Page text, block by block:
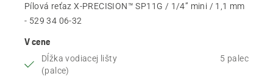
Pílová reťaz X-PRECISION™ SP11G / 1/4” mini / 1,1 mm
- 529 34 06‑32
V cene
Dĺžka vodiacej lišty
(palce)
5 palec